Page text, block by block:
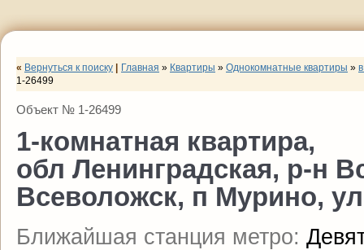
« Вернуться к поиску Главная » Квартиры » Однокомнатные квартиры »
1-26499
Объект № 1-26499
1-комнатная квартира,
обл Ленинградская, р-н
Всеволожск, п Мурино,
Ближайшая станция метро: